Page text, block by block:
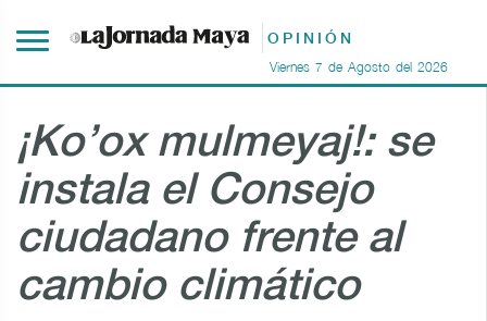
OPINIÓN
Viernes 7 de Agosto del 2026
¡Ko’ox mulmeyaj!: se
instala el Consejo
ciudadano frente al
cambio climático